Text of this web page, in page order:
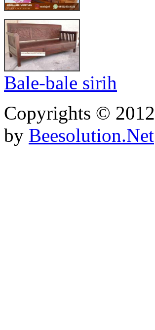
Bale-bale sirih
Copyrights ©
by Beesolution.Net